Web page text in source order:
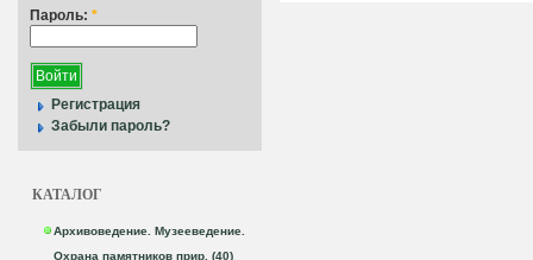
Пароль: *
Регистрация
Забыли пароль?
КАТАЛОГ
Архивоведение. Музееведение.
Охрана памятников прир. (40)